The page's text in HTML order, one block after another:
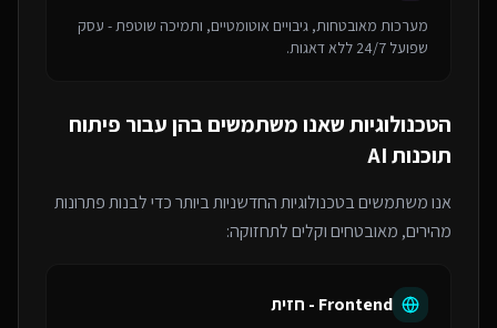
מערכות מאובטחות, גיבויים אוטומטיים, ותמיכה שוטפת - עסק
שפועל 24/7 ללא דאגות.
הטכנולוגיות שאנו משתמשים בהן עבור פיתוח
תוכנות AI
אנו משתמשים בטכנולוגיות החדשניות ביותר כדי לבנות פתרונות
מהירים, מאובטחים וקלים לתחזוקה:
Frontend - חזית